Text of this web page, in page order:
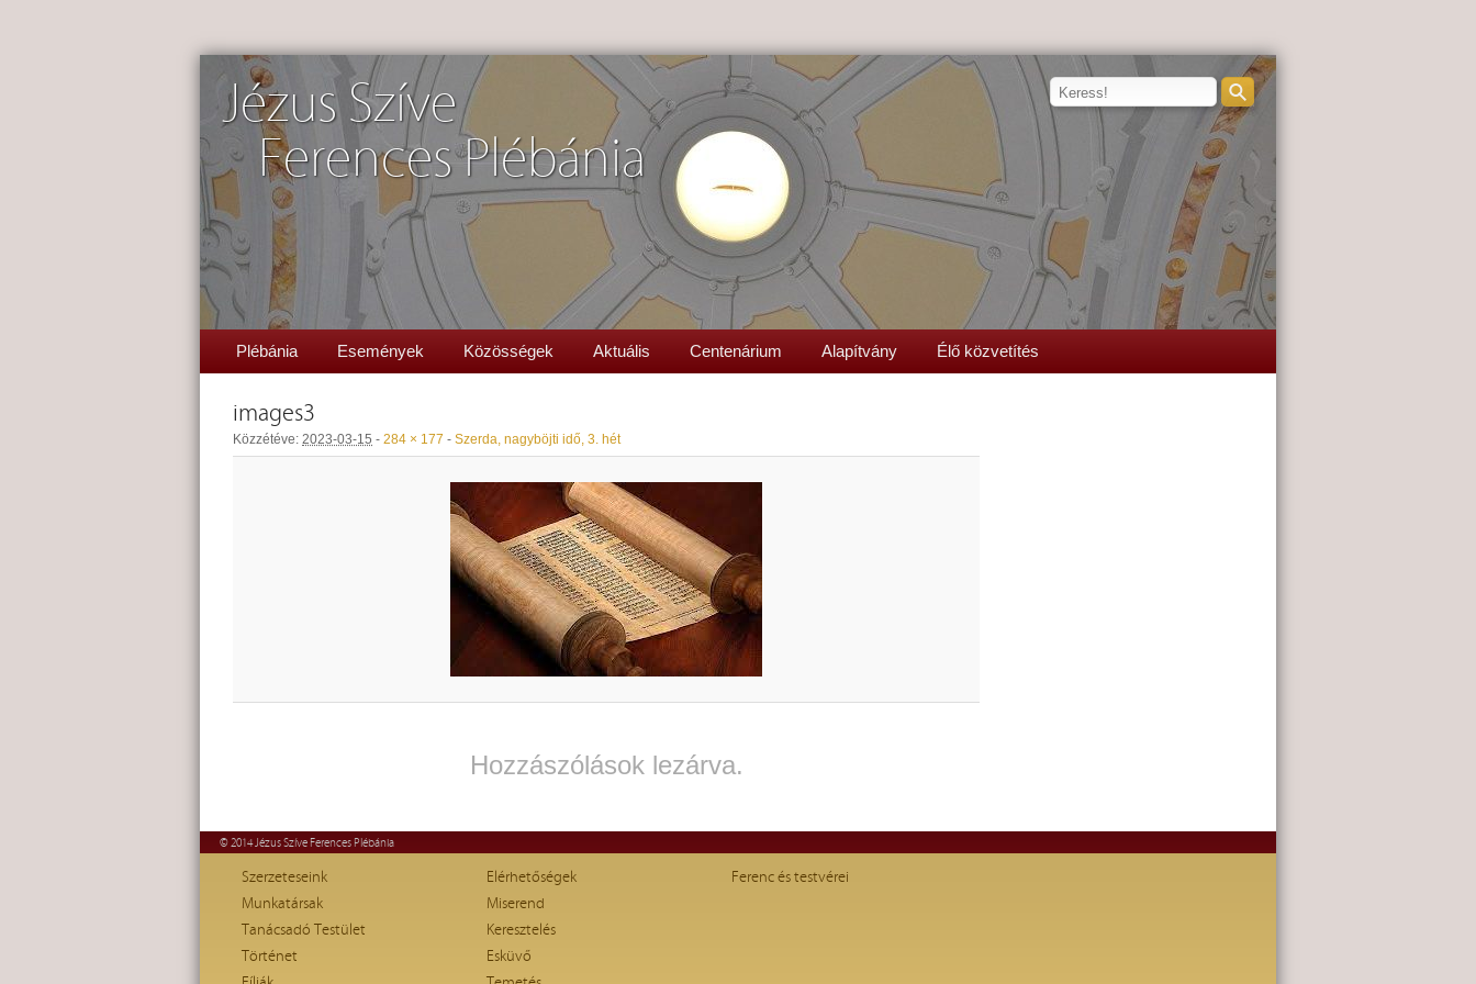
Jézus Szíve
Ferences Plébánia
Plébánia Események Közösségek Aktuális Centenárium Alapítvány Élő közvetítés
images3
Közzétéve: 2023-03-15 - 284 × 177 - Szerda, nagyböjti idő, 3. hét
Hozzászólások lezárva.
© 2014 Jézus Szíve Ferences Plébánia
Szerzeteseink
Munkatársak
Tanácsadó Testület
Történet
Elérhetőségek
Miserend
Keresztelés
Esküvő
Ferenc és testvérei